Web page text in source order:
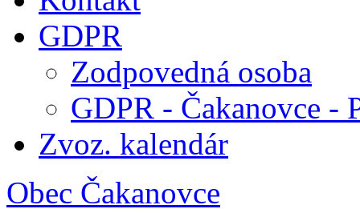
GDPR
Zodpovedná osoba
GDPR - Čakanovce -
Zvoz. kalendár
Obec Čakanovce